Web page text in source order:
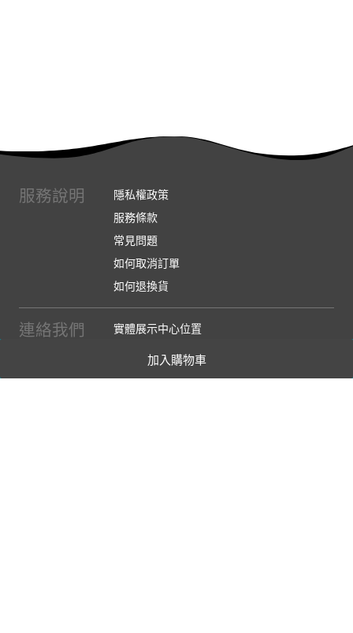
加入購物車
服務說明
隱私權政策
服務條款
常見問題
如何取消訂單
如何退換貨
連絡我們
實體展示中心位置
實體購物服務條款